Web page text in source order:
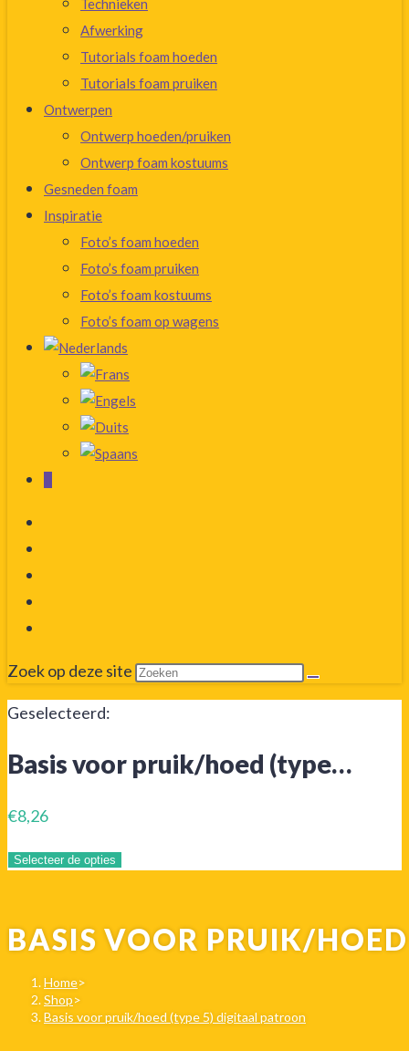
Technieken
Afwerking
Tutorials foam hoeden
Tutorials foam pruiken
Ontwerpen
Ontwerp hoeden/pruiken
Ontwerp foam kostuums
Gesneden foam
Inspiratie
Foto’s foam hoeden
Foto’s foam pruiken
Foto’s foam kostuums
Foto’s foam op wagens
Zoek op deze site
Geselecteerd:
Basis voor pruik/hoed (type…
€8,26
Selecteer de opties
BASIS VOOR PRUIK/
Home>
Shop>
Basis voor pruik/hoed (type 5) digitaal patroon